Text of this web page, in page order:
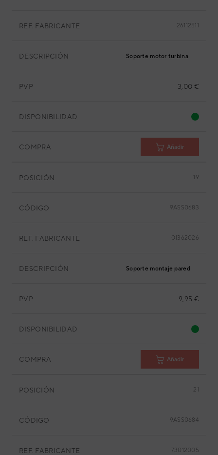
REF. FABRICANTE 26112511
DESCRIPCIÓN Soporte motor turbina
PVP 3,00 €
DISPONIBILIDAD
COMPRA Añadir
POSICIÓN 19
CÓDIGO 9ASS0683
REF. FABRICANTE 01362026
DESCRIPCIÓN Soporte montaje pared
PVP 9,95 €
DISPONIBILIDAD
COMPRA Añadir
POSICIÓN 21
CÓDIGO 9ASS0684
REF. FABRICANTE 73012005